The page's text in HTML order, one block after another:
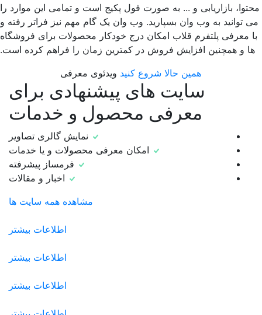
بازاریابی و ... به صورت فول پکیج است و تمامی این موارد را
توانید به وب وان بسپارید. وب وان یک گام مهم نیز فراتر رفته و
معرفی پلتفرم قلاب امکان درج خودکار محصولات برای فروشگاه
و همچنین افزایش فروش در کمترین زمان را فراهم کرده است.
همین حالا شروع کنید ویدئوی معرفی
سایت های پیشنهادی برای
معرفی محصول و خدمات
نمایش گالری تصاویر
امکان معرفی محصولات و یا خدمات
فرمساز پیشرفته
اخبار و مقالات
مشاهده همه سایت ها
اطلاعات بیشتر
اطلاعات بیشتر
اطلاعات بیشتر